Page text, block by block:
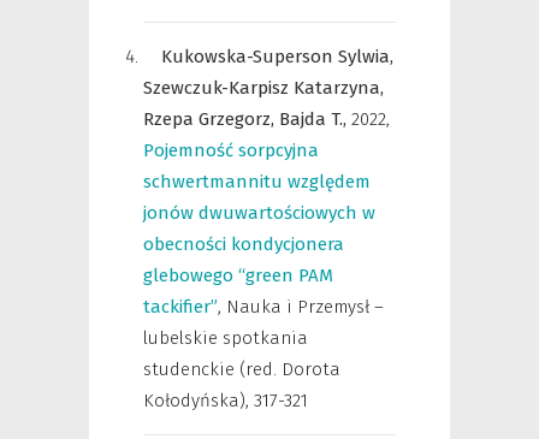
Kukowska-Superson Sylwia,
Szewczuk-Karpisz Katarzyna,
Rzepa Grzegorz, Bajda T., 2022,
Pojemność sorpcyjna
schwertmannitu względem
jonów dwuwartościowych w
obecności kondycjonera
glebowego “green PAM
tackifier”, Nauka i Przemysł –
lubelskie spotkania
studenckie (red. Dorota
Kołodyńska), 317-321